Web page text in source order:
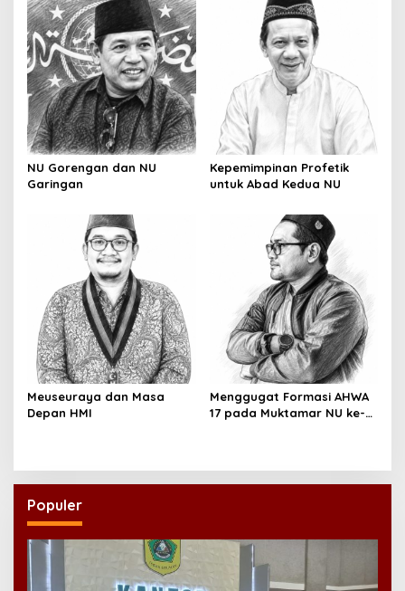
NU Gorengan dan NU
Garingan
Kepemimpinan Profetik
untuk Abad Kedua NU
Meuseuraya dan Masa
Depan HMI
Menggugat Formasi AHWA
17 pada Muktamar NU ke-
Populer